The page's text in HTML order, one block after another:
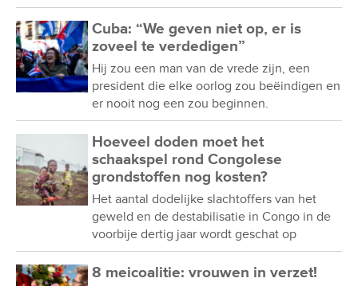
Cuba: “We geven niet op, er is
zoveel te verdedigen”
Hij zou een man van de vrede zijn, een
president die elke oorlog zou beëindigen en
er nooit nog een zou beginnen.
Hoeveel doden moet het
schaakspel rond Congolese
grondstoffen nog kosten?
Het aantal dodelijke slachtoffers van het
geweld en de destabilisatie in Congo in de
voorbije dertig jaar wordt geschat op
8 meicoalitie: vrouwen in verzet!